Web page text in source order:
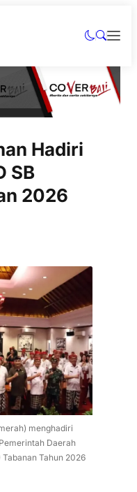
Hadiri
SB
2026
menghadiri
Daerah
Tabanan Tahun 2026